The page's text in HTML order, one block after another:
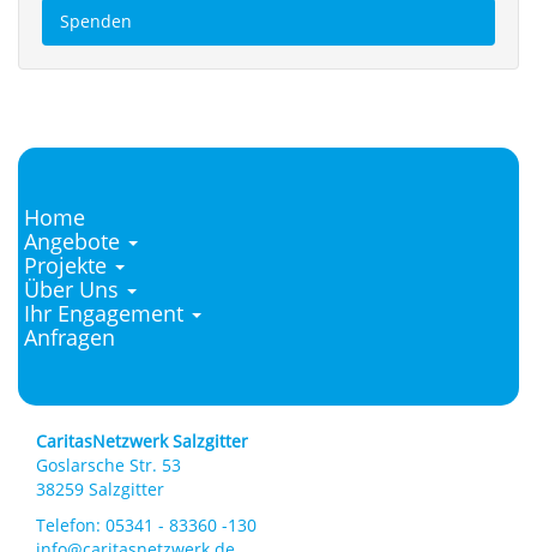
Spenden
Main
Navigation
Home
Angebote
Projekte
Über Uns
Ihr Engagement
Anfragen
CaritasNetzwerk Salzgitter
Goslarsche Str. 53
38259 Salzgitter
Telefon: 05341 - 83360 -130